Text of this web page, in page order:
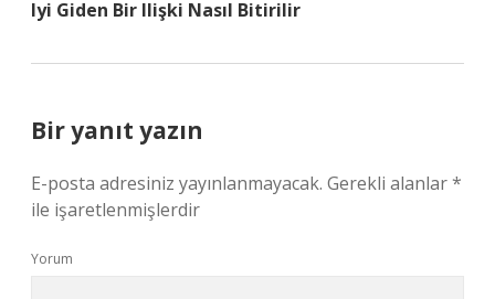
Iyi Giden Bir Ilişki Nasıl Bitirilir
Bir yanıt yazın
E-posta adresiniz yayınlanmayacak. Gerekli alanlar*
ile işaretlenmişlerdir
Yorum